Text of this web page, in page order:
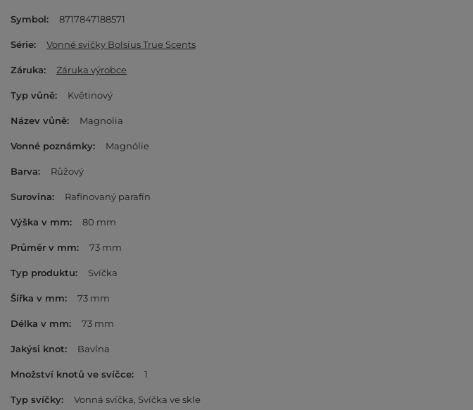
Symbol 8717847188571
Série Vonné svíčky Bolsius True Scents
Záruka Záruka výrobce
Typ vůně Květinový
Název vůně Magnolia
Vonné poznámky Magnólie
Barva Růžový
Surovina Rafinovaný parafín
Výška v mm 80 mm
Průměr v mm 73 mm
Typ produktu Svíčka
Šířka v mm 73 mm
Délka v mm 73 mm
Jakýsi knot Bavlna
Množství knotů ve svíčce 1
Typ svíčky Vonná svíčka Svíčka ve skle